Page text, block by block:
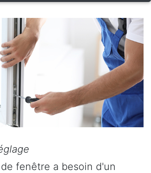
fenêtre a besoin d'un